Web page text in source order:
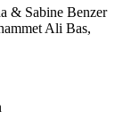
& Sabine Benzer
Ali Bas,